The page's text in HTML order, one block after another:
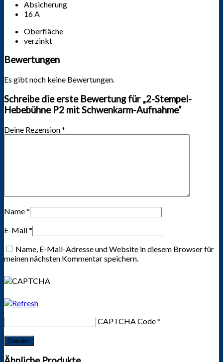
Absicherung
16 A
Oberfläche
verzinkt
Bewertungen
Es gibt noch keine Bewertungen.
Schreibe die erste Bewertung für „2-Stempel-
Hebebühne P2 mit Schwenkarm-Aufnahme“
Deine Rezension*
Name*
E-Mail*
Name, E-Mail-Adresse und Website in diesem Browser für
meinen nächsten Kommentar speichern.
CAPTCHA Code*